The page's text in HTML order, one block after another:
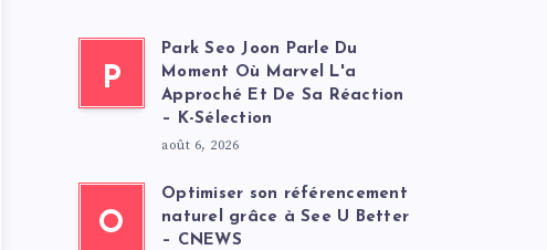
P
Park Seo Joon Parle Du
Moment Où Marvel L'a
Approché Et De Sa Réaction
– K-Sélection
août 6, 2026
O
Optimiser son référencement
naturel grâce à See U Better
– CNEWS